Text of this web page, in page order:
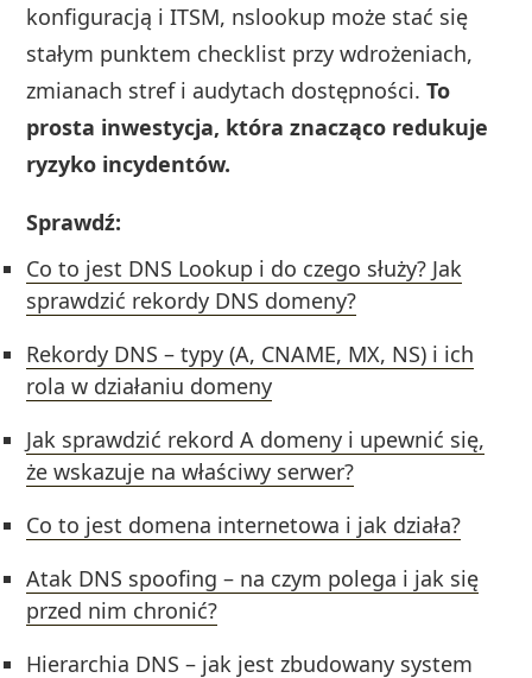
konfiguracją i ITSM, nslookup może stać się
stałym punktem checklist przy wdrożeniach,
zmianach stref i audytach dostępności.To
prosta inwestycja, która znacząco redukuje
ryzyko incydentów.
Sprawdź:
Co to jest DNS Lookup i do czego służy? Jak
sprawdzić rekordy DNS domeny?
Rekordy DNS – typy (A, CNAME, MX, NS) i ich
rola w działaniu domeny
Jak sprawdzić rekord A domeny i upewnić się,
że wskazuje na właściwy serwer?
Co to jest domena internetowa i jak działa?
Atak DNS spoofing – na czym polega i jak się
przed nim chronić?
Hierarchia DNS – jak jest zbudowany system